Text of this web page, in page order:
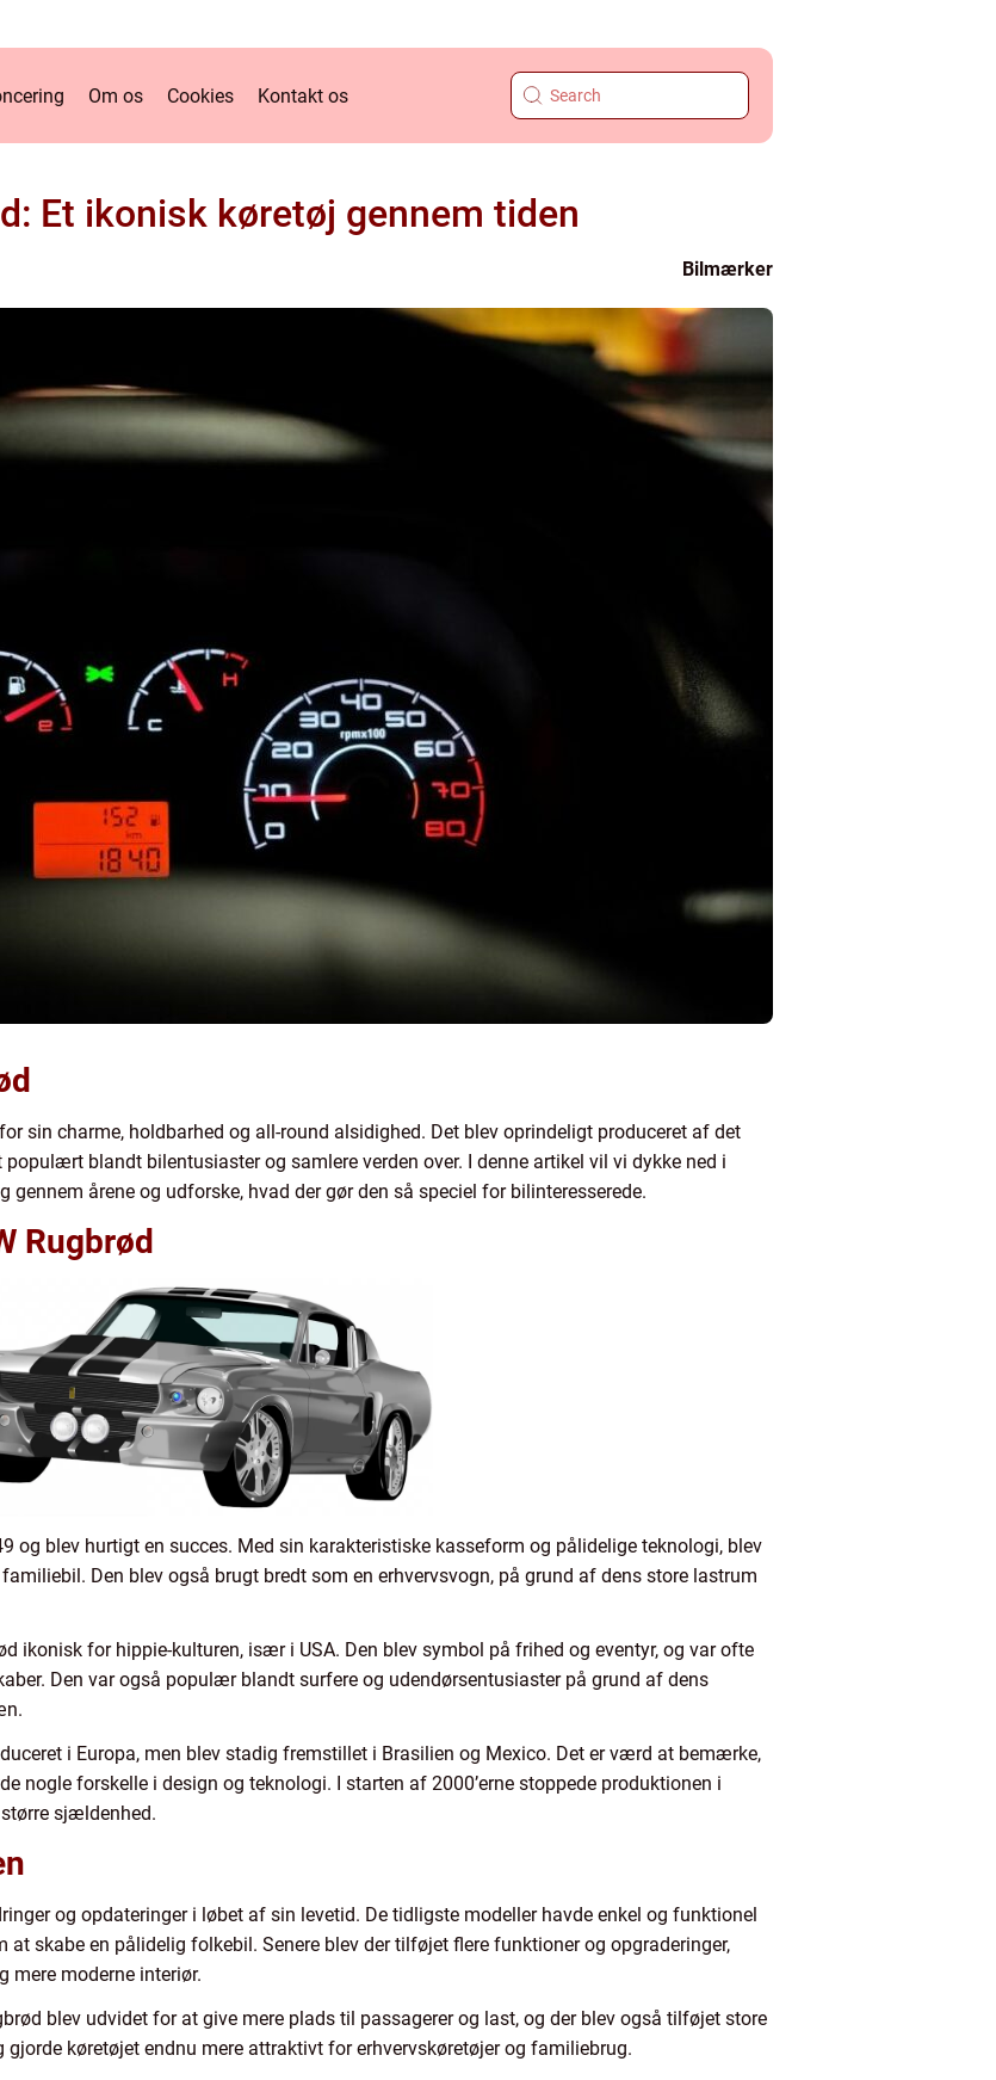
Om os Cookies Kontakt os
Et ikonisk køretøj gennem tiden
Bilmærker
sin charme, holdbarhed og all-round alsidighed. Det blev oprindeligt produceret af det
blandt bilentusiaster og samlere verden over. I denne artikel vil vi dykke ned i
gennem årene og udforske, hvad der gør den så speciel for bilinteresserede.
Rugbrød
og blev hurtigt en succes. Med sin karakteristiske kasseform og pålidelige teknologi, blev
Den blev også brugt bredt som en erhvervsvogn, på grund af dens store lastrum
ikonisk for hippie-kulturen, især i USA. Den blev symbol på frihed og eventyr, og var ofte
Den var også populær blandt surfere og udendørsentusiaster på grund af dens
i Europa, men blev stadig fremstillet i Brasilien og Mexico. Det er værd at bemærke,
nogle forskelle i design og teknologi. I starten af 2000’erne stoppede produktionen i
sjældenhed.
og opdateringer i løbet af sin levetid. De tidligste modeller havde enkel og funktionel
skabe en pålidelig folkebil. Senere blev der tilføjet flere funktioner og opgraderinger,
mere moderne interiør.
blev udvidet for at give mere plads til passagerer og last, og der blev også tilføjet store
køretøjet endnu mere attraktivt for erhvervskøretøjer og familiebrug.